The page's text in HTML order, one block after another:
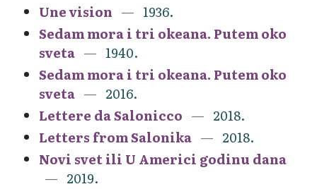
Une vision
1936.
Sedam mora i tri okeana. Putem oko
sveta
1940.
Sedam mora i tri okeana. Putem oko
sveta
2016.
Lettere da Salonicco
2018.
Letters from Salonika
2018.
Novi svet ili U Americi godinu dana
2019.